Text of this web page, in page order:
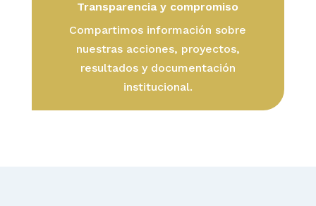
Transparencia y compromiso
Compartimos información sobre
nuestras acciones, proyectos,
resultados y documentación
institucional.